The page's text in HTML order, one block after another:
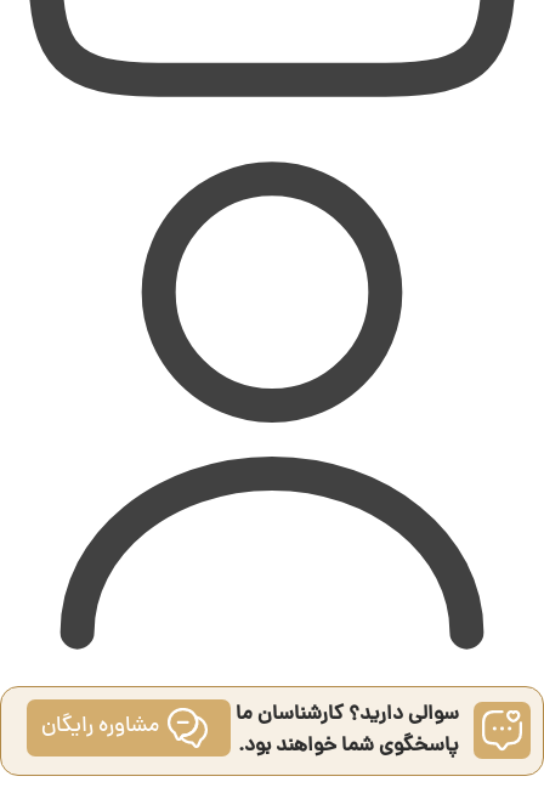
سوالی دارید؟ کارشناسان ما
پاسخگوی شما خواهند بود.
مشاوره رایگان